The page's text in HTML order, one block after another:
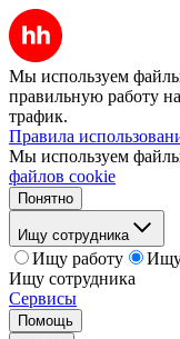
Мы используем
правильную работу
трафик.
Правила
Мы используем
файлов cookie
Понятно
Ищу сотрудника
Ищу работу
Ищу
Ищу сотрудника
Сервисы
Помощь